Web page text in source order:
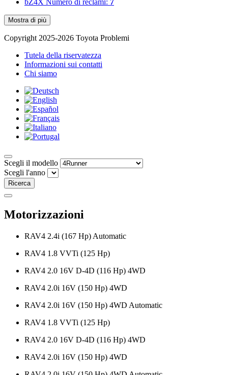
bZ4X Numero di reclami: 7
Mostra di più
Copyright 2025-2026 Toyota Problemi
Tutela della riservatezza
Informazioni sui contatti
Chi siamo
Scegli il modello
Scegli l'anno
Ricerca
Motorizzazioni
RAV4 2.4i (167 Hp) Automatic
RAV4 1.8 VVTi (125 Hp)
RAV4 2.0 16V D-4D (116 Hp) 4WD
RAV4 2.0i 16V (150 Hp) 4WD
RAV4 2.0i 16V (150 Hp) 4WD Automatic
RAV4 1.8 VVTi (125 Hp)
RAV4 2.0 16V D-4D (116 Hp) 4WD
RAV4 2.0i 16V (150 Hp) 4WD